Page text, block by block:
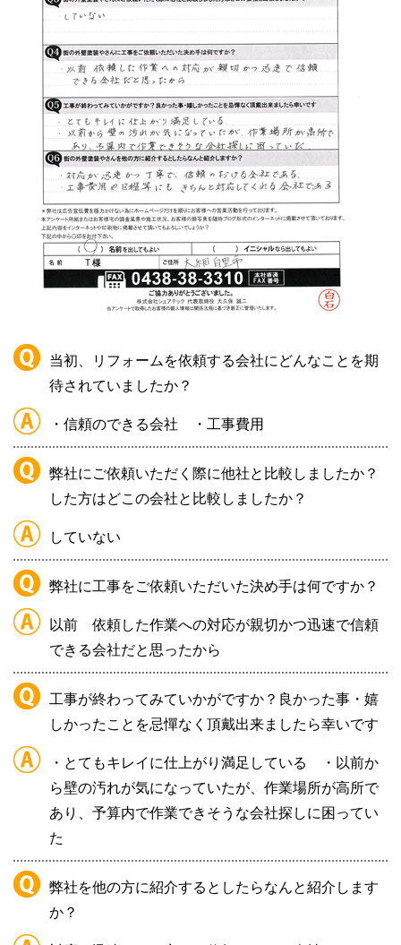
当初、リフォームを依頼する会社にどんなことを期
待されていましたか？
・信頼のできる会社 ・工事費用
弊社にご依頼いただく際に他社と比較しましたか？
した方はどこの会社と比較しましたか？
していない
弊社に工事をご依頼いただいた決め手は何ですか？
以前 依頼した作業への対応が親切かつ迅速で信頼
できる会社だと思ったから
工事が終わってみていかがですか？良かった事・嬉
しかったことを忌憚なく頂戴出来ましたら幸いです
・とてもキレイに仕上がり満足している
・以前か
ら壁の汚れが気になっていたが、作業場所が高所で
あり、予算内で作業できそうな会社探しに困ってい
た
弊社を他の方に紹介するとしたらなんと紹介します
か？